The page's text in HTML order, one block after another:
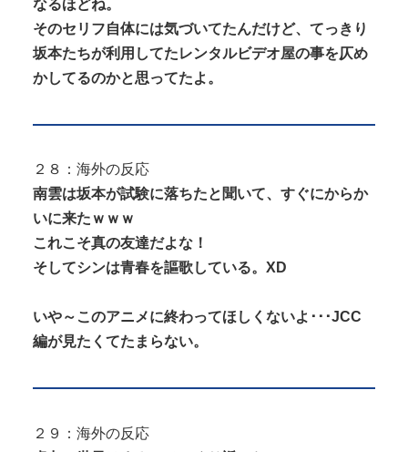
なるほどね。
そのセリフ自体には気づいてたんだけど、てっきり
坂本たちが利用してたレンタルビデオ屋の事を仄め
かしてるのかと思ってたよ。
２８：海外の反応
南雲は坂本が試験に落ちたと聞いて、すぐにからか
いに来たｗｗｗ
これこそ真の友達だよな！
そしてシンは青春を謳歌している。XD
いや～このアニメに終わってほしくないよ･･･JCC
編が見たくてたまらない。
２９：海外の反応